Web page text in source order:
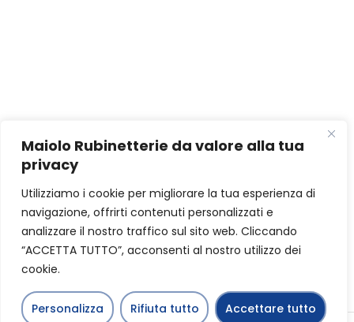
Maiolo Rubinetterie da valore alla tua
privacy
Utilizziamo i cookie per migliorare la tua esperienza di
navigazione, offrirti contenuti personalizzati e
analizzare il nostro traffico sul sito web. Cliccando
“ACCETTA TUTTO”, acconsenti al nostro utilizzo dei
cookie.
Personalizza Rifiuta tutto Accettare tutto